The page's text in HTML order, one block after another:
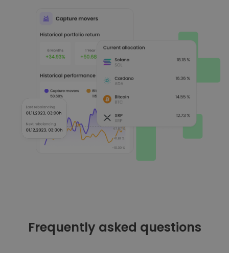
Frequently asked questions